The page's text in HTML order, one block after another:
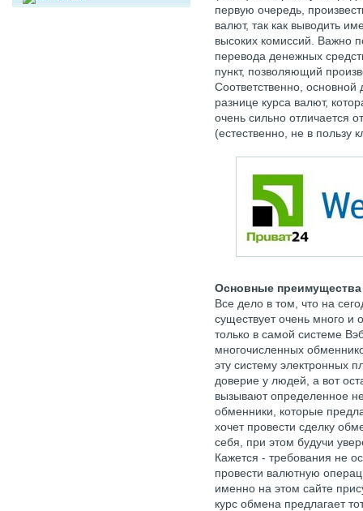
первую очередь,
валют, так как выводить
высоких комиссий. Важно
перевода денежных
пункт, позволяющий
Соответственно,
разнице курса валют,
очень сильно отличается
(естественно, не в пользу
Основные преимущества
Все дело в том, что на
существует очень много
только в самой системе
многочисленных
эту систему электронных
доверие у людей, а вот
вызывают определенное
обменники, которые
хочет провести сделку
себя, при этом будучи
Кажется - требования не
провести валютную
именно на этом сайте
курс обмена предлагает